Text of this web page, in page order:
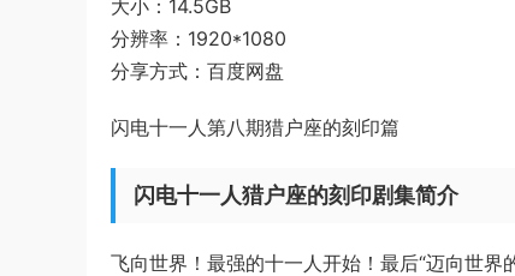
大小：14.5GB
分辨率：1920*1080
分享方式：百度网盘
闪电十一人第八期猎户座的刻印篇
闪电十一人猎户座的刻印剧集简介
飞向世界！最强的十一人开始！最后“迈向世界